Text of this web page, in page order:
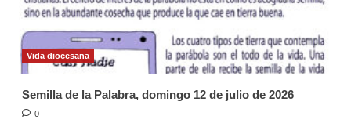
Vida diocesana
Semilla de la Palabra, domingo 12 de julio de 2026
0